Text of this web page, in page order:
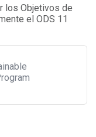
los Objetivos de
el ODS 11